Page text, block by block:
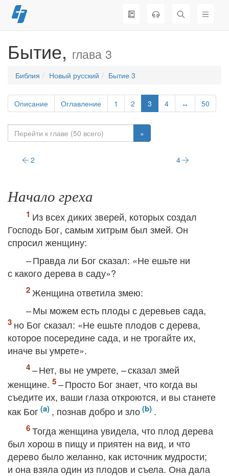
Перейти
к
Бытие, глава 3
Библия Новый русский Бытие 3
Описание Оглавление 1 2 3 4 ↔ 50
»
2 4
Начало греха
Из всех диких зверей, которых создал
Господь Бог, самым хитрым был змей. Он
спросил женщину:
– Правда ли Бог сказал: «Не ешьте ни
с какого дерева в саду»?
Женщина ответила змею:
– Мы можем есть плоды с деревьев сада,
но Бог сказал: «Не ешьте плодов с дерева,
которое посередине сада, и не трогайте их,
иначе вы умрете».
– Нет, вы не умрете, – сказал змей
женщине.
– Просто Бог знает, что когда вы
съедите их, ваши глаза откроются, и вы станете
как Бог
, познав добро и зло
.
Тогда женщина увидела, что плод дерева
был хорош в пищу и приятен на вид, и что
дерево было желанно, как источник мудрости;
и она взяла один из плодов и съела. Она дала